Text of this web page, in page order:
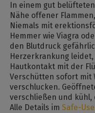
In einem gut
Nähe offener
Niemals mit
Hemmer wie Viagra
den Blutdruck
Herzerkrankung
Hautkontakt mit der
Verschütten sofort mit
verschlucken.
verschließen und
Alle Details im Safe-